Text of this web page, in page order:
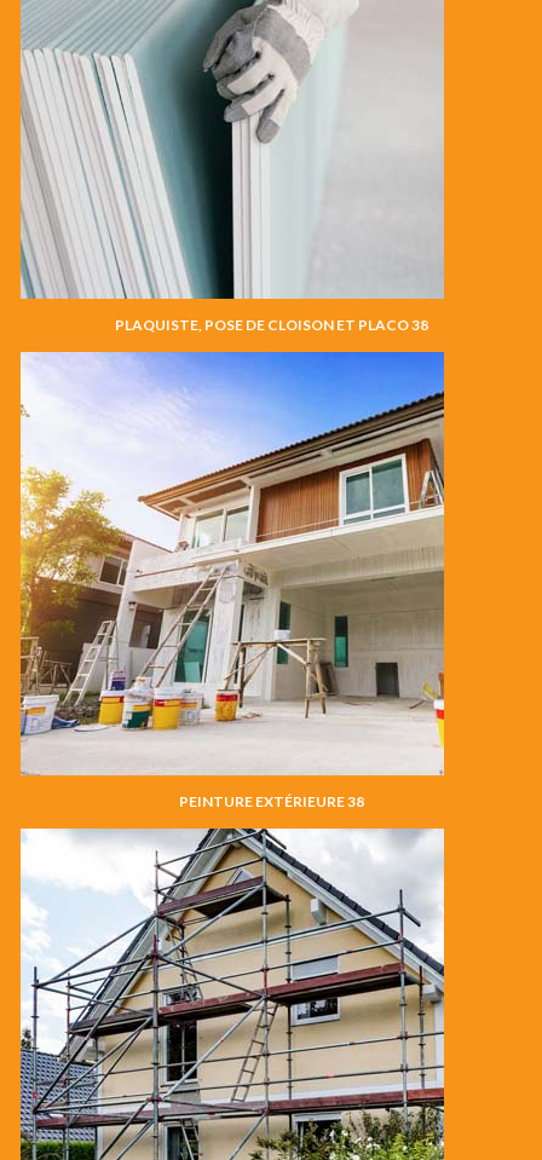
PLAQUISTE, POSE DE CLOISON ET PLACO 38
PEINTURE EXTÉRIEURE 38